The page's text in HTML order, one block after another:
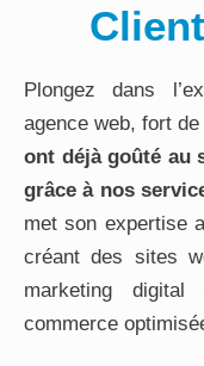
Plongez dans
agence web, fort de
ont déjà goûté au
grâce à nos
met son expertise
créant des sites
marketing
commerce